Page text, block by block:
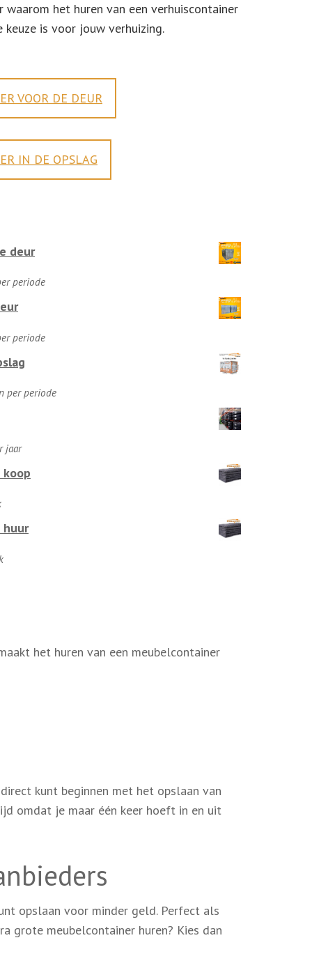
waarom het huren van een verhuiscontainer
is voor jouw verhuizing.
VOOR DE DEUR
IN DE OPSLAG
deur
periode
periode
per periode
jaar
koop
huur
het huren van een meubelcontainer
kunt beginnen met het opslaan van
omdat je maar één keer hoeft in en uit
opslaan voor minder geld. Perfect als
grote meubelcontainer huren? Kies dan